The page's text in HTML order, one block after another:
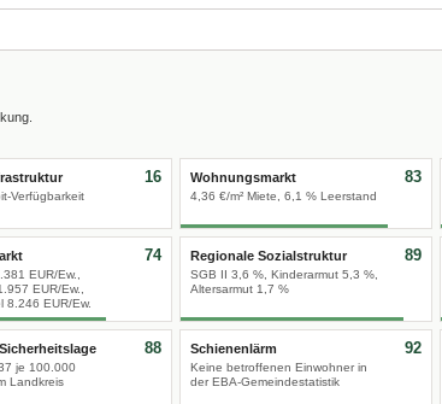
Verfügbarkeit
16 Wohnungsmarkt
4,36 €/m² Miete, 6,1 % Leerstand
83
EUR/Ew.,
EUR/Ew.,
8.246 EUR/Ew.
74 Regionale Sozialstruktur
SGB II 3,6 %, Kinderarmut 5,3 %,
Altersarmut 1,7 %
89
je 100.000
Landkreis
88 Schienenlärm
Keine betroffenen Einwohner in
der EBA-Gemeindestatistik
92